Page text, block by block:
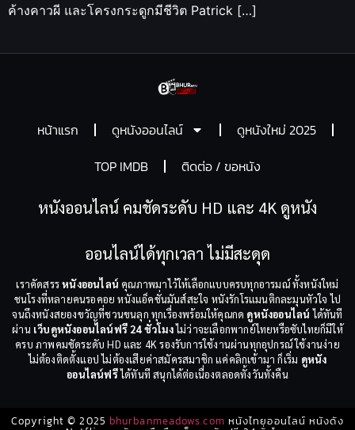
ค้างคาวผี และโครงกระดูกมีชีวิต Patrick […]
หน้าแรก ดูหนังออนไลน์
ดูหนังใหม่ 2025
TOP IMDB
ติดต่อ / ขอหนัง
หนังออนไลน์ คมชัดระดับ HD และ 4K ดูหนัง
ออนไลน์ได้ทุกเวลา ไม่มีสะดุด
เราคัดสรรหนังออนไลน์ คุณภาพมาไว้ให้เลือกแบบครบทุกอารมณ์ ทั้งหนังใหม่
ชนโรงที่หลายคนรอคอย หนังแอ็คชั่นมันส์สะใจ หนังรักโรแมนติกละมุนหัวใจ ไป
จนถึงหนังสยองขวัญที่ชวนขนลุก ทุกเรื่องพร้อมให้คุณกด ดูหนังออนไลน์ ได้ทันที
ผ่าน เว็บดูหนังออนไลน์ฟรี 24 ชั่วโมงไม่ว่าจะเลือกพากย์ไทยหรือซับไทยก็มีให้
ครบ ภาพคมชัดระดับ HD และ 4K รองรับการใช้งานผ่านทุกอุปกรณ์ ใช้งานง่าย
ไม่ต้องติดตั้งแอป ไม่ต้องเสียค่าสมัครสมาชิก แค่คลิกเข้ามา ก็เริ่ม ดูหนัง
ออนไลน์ฟรีได้ทันที สนุกได้ต่อเนื่องตลอดทั้งวันทั้งคืน
Copyright © 2025 bhurbanmeadows.com หนังไทยออนไลน์ หนังดัง